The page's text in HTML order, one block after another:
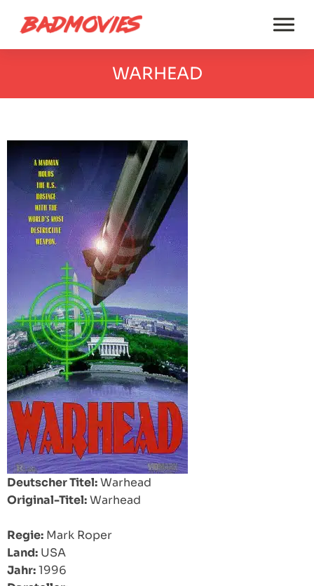
WARHEAD
Deutscher Titel:Warhead
Original-Titel:Warhead
Regie: Mark Roper
Land: USA
Jahr:1996